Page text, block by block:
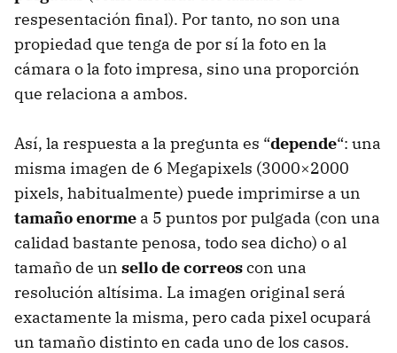
respesentación final). Por tanto, no son una
propiedad que tenga de por sí la foto en la
cámara o la foto impresa, sino una proporción
que relaciona a ambos.
Así, la respuesta a la pregunta es “depende“: una
misma imagen de 6 Megapixels (3000×2000
pixels, habitualmente) puede imprimirse a un
tamaño enorme a 5 puntos por pulgada (con una
calidad bastante penosa, todo sea dicho) o al
tamaño de un sello de correoscon una
resolución altísima. La imagen original será
exactamente la misma, pero cada pixel ocupará
un tamaño distinto en cada uno de los casos.